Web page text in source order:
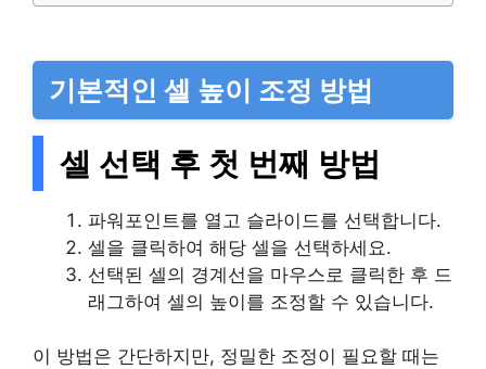
기본적인 셀 높이 조정 방법
셀 선택 후 첫 번째 방법
파워포인트를 열고 슬라이드를 선택합니다.
셀을 클릭하여 해당 셀을 선택하세요.
선택된 셀의 경계선을 마우스로 클릭한 후 드
래그하여 셀의 높이를 조정할 수 있습니다.
이 방법은 간단하지만, 정밀한 조정이 필요할 때는